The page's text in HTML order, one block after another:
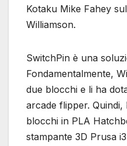
Kotaku Mike Fahey
Williamson.
SwitchPin è una
Fondamentalmente,
due blocchi e li ha
arcade flipper. Quindi,
blocchi in PLA
stampante 3D Prusa